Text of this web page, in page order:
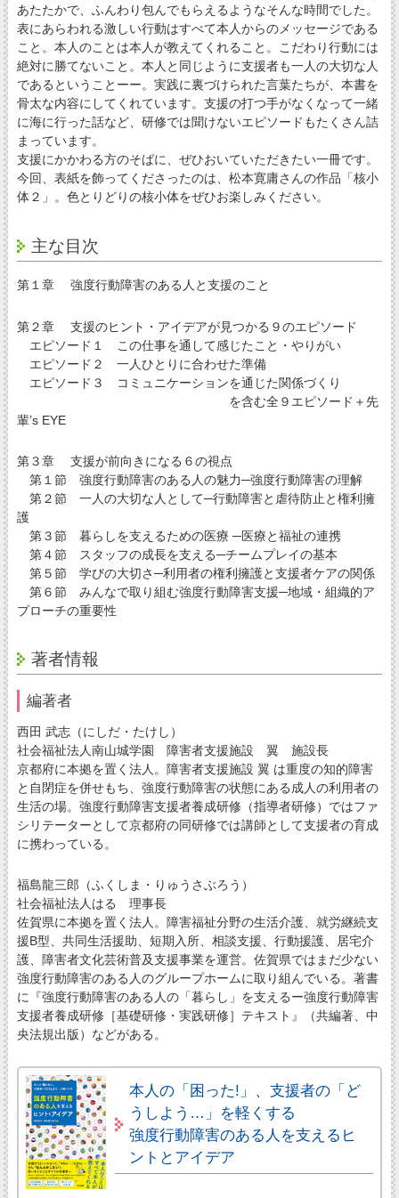
あたたかで、ふんわり包んでもらえるようなそんな時間でした。
表にあらわれる激しい行動はすべて本人からのメッセージである
こと。本人のことは本人が教えてくれること。こだわり行動には
絶対に勝てないこと。本人と同じように支援者も一人の大切な人
であるということーー。実践に裏づけられた言葉たちが、本書を
骨太な内容にしてくれています。支援の打つ手がなくなって一緒
に海に行った話など、研修では聞けないエピソードもたくさん詰
まっています。
支援にかかわる方のそばに、ぜひおいていただきたい一冊です。
今回、表紙を飾ってくださったのは、松本寛庸さんの作品「核小
体２」。色とりどりの核小体をぜひお楽しみください。
主な目次
第１章 強度行動障害のある人と支援のこと
第２章 支援のヒント・アイデアが見つかる９のエピソード
エピソード１ この仕事を通して感じたこと・やりがい
エピソード２ 一人ひとりに合わせた準備
エピソード３ コミュニケーションを通じた関係づくり
を含む全９エピソード＋先
輩’s EYE
第３章 支援が前向きになる６の視点
第１節 強度行動障害のある人の魅力─強度行動障害の理解
第２節 一人の大切な人として─行動障害と虐待防止と権利擁
護
第３節 暮らしを支えるための医療 ─医療と福祉の連携
第４節 スタッフの成長を支える─チームプレイの基本
第５節 学びの大切さ─利用者の権利擁護と支援者ケアの関係
第６節 みんなで取り組む強度行動障害支援─地域・組織的ア
プローチの重要性
著者情報
編著者
西田 武志（にしだ・たけし）
社会福祉法人南山城学園 障害者支援施設 翼 施設長
京都府に本拠を置く法人。障害者支援施設 翼 は重度の知的障害
と自閉症を併せもち、強度行動障害の状態にある成人の利用者の
生活の場。強度行動障害支援者養成研修（指導者研修）ではファ
シリテーターとして京都府の同研修では講師として支援者の育成
に携わっている。
福島龍三郎（ふくしま・りゅうさぶろう）
社会福祉法人はる 理事長
佐賀県に本拠を置く法人。障害福祉分野の生活介護、就労継続支
援B型、共同生活援助、短期入所、相談支援、行動援護、居宅介
護、障害者文化芸術普及支援事業を運営。佐賀県ではまだ少ない
強度行動障害のある人のグループホームに取り組んでいる。著書
に『強度行動障害のある人の「暮らし」を支えるー強度行動障害
支援者養成研修［基礎研修・実践研修］テキスト』（共編著、中
央法規出版）などがある。
本人の「困った!」、支援者の「ど
うしよう…」を軽くする
強度行動障害のある人を支えるヒ
ントとアイデア